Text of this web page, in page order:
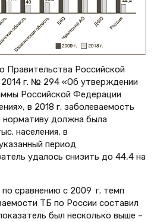
Правительства Российской
г. № 294 «Об утверждении
Российской Федерации
в 2018 г. заболеваемость
должна была
населения, в
период
удалось снизить до 44,4 на
сравнению с 2009 г. темп
ТБ по России составил
был несколько выше –